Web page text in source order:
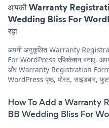
आपकी Warranty
Wedding Bliss For
रहा
अपनी अनुकूलित Warranty
For WordPress एप्लिकेशन बनाएं,
और Warranty Registration
WordPress पृष्ठ, पोस्ट, साइडबार,
How To Add a Warranty
BB Wedding Bliss For